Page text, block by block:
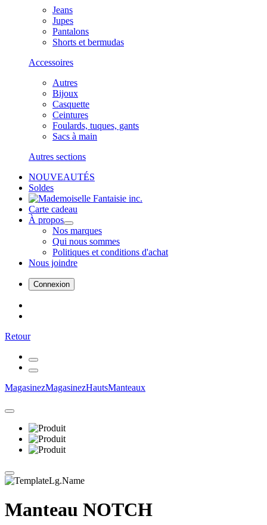
Jeans
Jupes
Pantalons
Shorts et bermudas
Accessoires
Autres
Bijoux
Casquette
Ceintures
Foulards, tuques, gants
Sacs à main
Autres sections
NOUVEAUTÉS
Soldes
Carte cadeau
À propos
Nos marques
Qui nous sommes
Politiques et conditions d'achat
Nous joindre
Connexion
Retour
MagasinezMagasinezHautsManteaux
Manteau NOTCH